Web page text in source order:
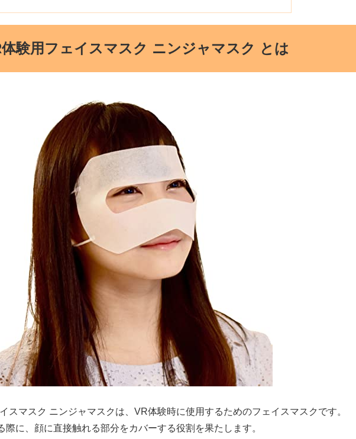
験用フェイスマスク ニンジャマスク とは
スマスク ニンジャマスクは、VR体験時に使用するためのフェイスマスクです。
に、顔に直接触れる部分をカバーする役割を果たします。